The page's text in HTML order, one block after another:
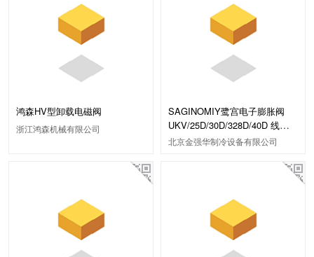
鸿森HV型卸载电磁阀
浙江鸿森机械有限公司
SAGINOMIY鹭宫电子膨胀阀
UKV/25D/30D/328D/40D 线圈
A170 制冷空调专用
北京金强华制冷设备有限公司